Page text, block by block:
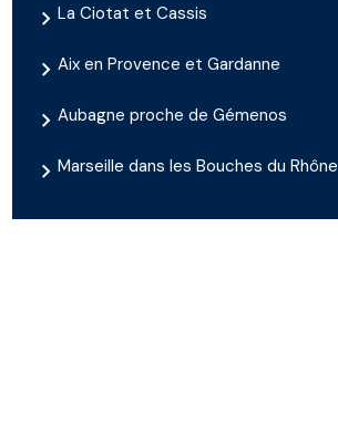
La Ciotat et Cassis
Aix en Provence et Gardanne
Aubagne proche de Gémenos
Marseille dans les Bouches du Rhône